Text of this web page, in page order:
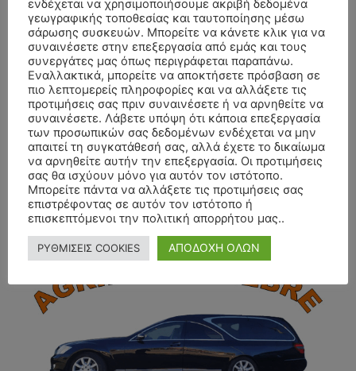
ενδέχεται να χρησιμοποιήσουμε ακριβή δεδομένα
γεωγραφικής τοποθεσίας και ταυτοποίησης μέσω
σάρωσης συσκευών. Μπορείτε να κάνετε κλικ για να
συναινέσετε στην επεξεργασία από εμάς και τους
συνεργάτες μας όπως περιγράφεται παραπάνω.
Εναλλακτικά, μπορείτε να αποκτήσετε πρόσβαση σε
πιο λεπτομερείς πληροφορίες και να αλλάξετε τις
προτιμήσεις σας πριν συναινέσετε ή να αρνηθείτε να
συναινέσετε. Λάβετε υπόψη ότι κάποια επεξεργασία
των προσωπικών σας δεδομένων ενδέχεται να μην
απαιτεί τη συγκατάθεσή σας, αλλά έχετε το δικαίωμα
να αρνηθείτε αυτήν την επεξεργασία. Οι προτιμήσεις
σας θα ισχύουν μόνο για αυτόν τον ιστότοπο.
Μπορείτε πάντα να αλλάξετε τις προτιμήσεις σας
επιστρέφοντας σε αυτόν τον ιστότοπο ή
επισκεπτόμενοι την πολιτική απορρήτου μας..
ΡΥΘΜΙΣΕΙΣ COOKIES ΑΠΟΔΟΧΗ ΟΛΩΝ